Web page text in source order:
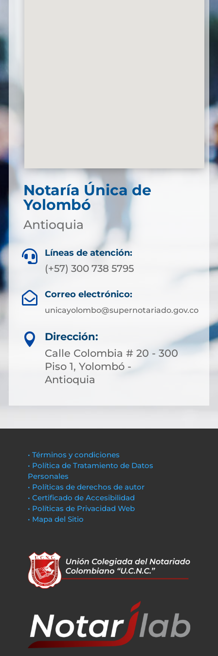
Notaría Única de
Yolombó
Antioquia
 Líneas de atención:
(+57) 300 738 5795
 Correo electrónico:
unicayolombo@supernotariado.gov.co

Dirección:
Calle Colombia # 20 - 300
Piso 1, Yolombó -
Antioquia
• Términos y condiciones
• Política de Tratamiento de Datos
Personales
• Políticas de derechos de autor
• Certificado de Accesibilidad
• Políticas de Privacidad Web
• Mapa del Sitio